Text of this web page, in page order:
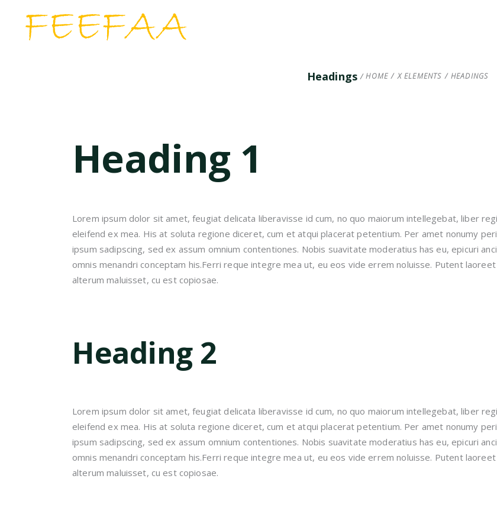
Headings HOME / X ELEMENTS / HEADINGS
Heading 1
Lorem ipsum dolor sit amet, feugiat delicata liberavisse id cum, no quo maiorum intellegebat, liber
eleifend ex mea. His at soluta regione diceret, cum et atqui placerat petentium. Per amet nonumy
ipsum sadipscing, sed ex assum omnium contentiones. Nobis suavitate moderatius has eu, epicuri
omnis menandri conceptam his.Ferri reque integre mea ut, eu eos vide errem noluisse. Putent
alterum maluisset, cu est copiosae.
Heading 2
Lorem ipsum dolor sit amet, feugiat delicata liberavisse id cum, no quo maiorum intellegebat, liber
eleifend ex mea. His at soluta regione diceret, cum et atqui placerat petentium. Per amet nonumy
ipsum sadipscing, sed ex assum omnium contentiones. Nobis suavitate moderatius has eu, epicuri
omnis menandri conceptam his.Ferri reque integre mea ut, eu eos vide errem noluisse. Putent
alterum maluisset, cu est copiosae.